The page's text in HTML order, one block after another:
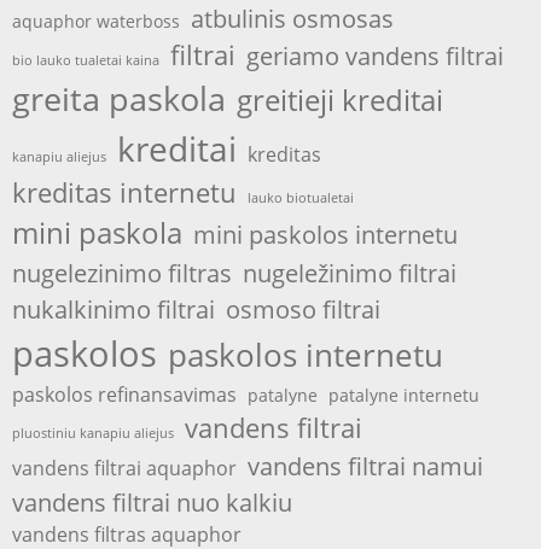
aquaphor waterboss atbulinis osmosas
bio lauko tualetai kaina filtrai geriamo vandens filtrai
greita paskola greitieji kreditai
kanapiu aliejus kreditai kreditas
kreditas internetu lauko biotualetai
mini paskola mini paskolos internetu
nugelezinimo filtras nugeležinimo filtrai
nukalkinimo filtrai osmoso filtrai
paskolos paskolos internetu
paskolos refinansavimas patalyne patalyne internetu
pluostiniu kanapiu aliejus vandens filtrai
vandens filtrai aquaphor vandens filtrai namui
vandens filtrai nuo kalkiu
vandens filtras aquaphor